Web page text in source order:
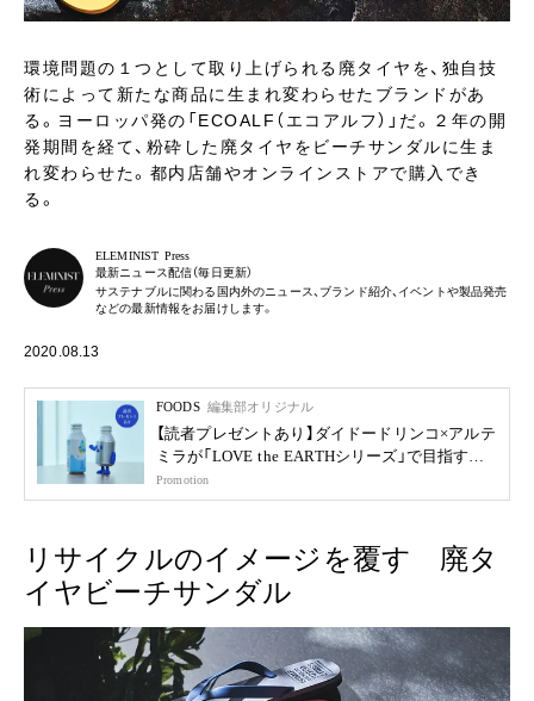
環境問題の１つとして取り上げられる廃タイヤを、独自技
術によって新たな商品に生まれ変わらせたブランドがあ
る。ヨーロッパ発の「ECOALF（エコアルフ）」だ。２年の開
発期間を経て、粉砕した廃タイヤをビーチサンダルに生ま
れ変わらせた。都内店舗やオンラインストアで購入でき
る。
ELEMINIST Press
最新ニュース配信（毎日更新）
サステナブルに関わる国内外のニュース、ブランド紹介、イベントや製品発売
などの最新情報をお届けします。
2020.08.13
FOODS 編集部オリジナル
【読者プレゼントあり】ダイドードリンコ×アルテ
ミラが「LOVE the EARTHシリーズ」で目指す未
来
Promotion
リサイクルのイメージを覆す 廃タ
イヤビーチサンダル